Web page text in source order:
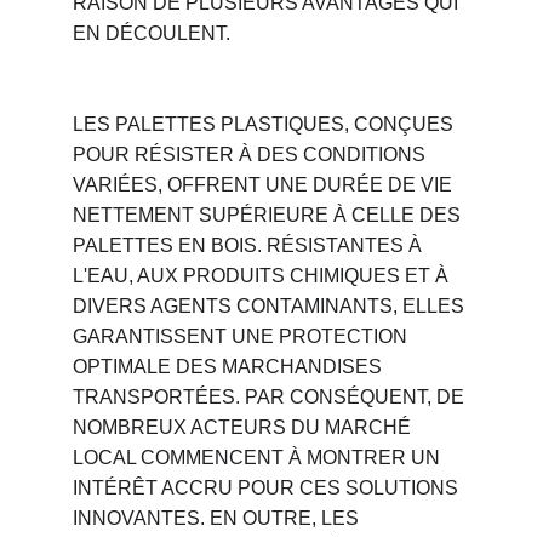
EN DÉCOULENT.
LES PALETTES PLASTIQUES, CONÇUES
POUR RÉSISTER À DES CONDITIONS
VARIÉES, OFFRENT UNE DURÉE DE VIE
NETTEMENT SUPÉRIEURE À CELLE DES
PALETTES EN BOIS. RÉSISTANTES À
L'EAU, AUX PRODUITS CHIMIQUES ET À
DIVERS AGENTS CONTAMINANTS, ELLES
GARANTISSENT UNE PROTECTION
OPTIMALE DES MARCHANDISES
TRANSPORTÉES. PAR CONSÉQUENT, DE
NOMBREUX ACTEURS DU MARCHÉ
LOCAL COMMENCENT À MONTRER UN
INTÉRÊT ACCRU POUR CES SOLUTIONS
INNOVANTES. EN OUTRE, LES